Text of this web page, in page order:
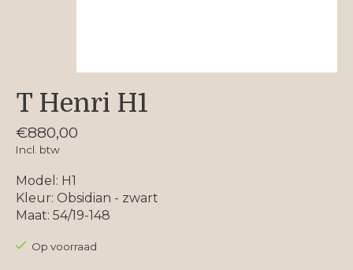
T Henri H1
€880,00
Incl. btw
Model: H1
Kleur: Obsidian - zwart
Maat: 54/19-148
Op voorraad